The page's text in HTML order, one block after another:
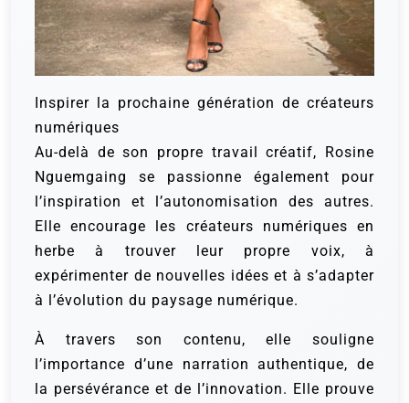
Inspirer la prochaine génération de créateurs
numériques
Au-delà de son propre travail créatif, Rosine
Nguemgaing se passionne également pour
l’inspiration et l’autonomisation des autres.
Elle encourage les créateurs numériques en
herbe à trouver leur propre voix, à
expérimenter de nouvelles idées et à s’adapter
à l’évolution du paysage numérique.
À travers son contenu, elle souligne
l’importance d’une narration authentique, de
la persévérance et de l’innovation. Elle prouve